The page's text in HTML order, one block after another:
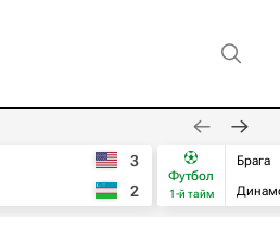
3
2
Футбол
1-й тайм
Брага